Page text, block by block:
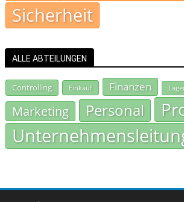
Sicherheit
ALLE ABTEILUNGEN
Controlling Einkauf Finanzen
Marketing Personal